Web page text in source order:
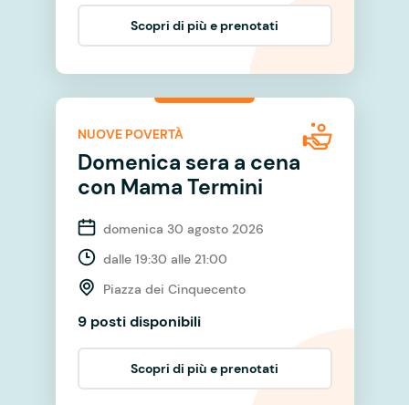
Scopri di più e prenotati
NUOVE POVERTÀ
Domenica sera a cena
con Mama Termini
domenica 30 agosto 2026
dalle 19:30 alle 21:00
Piazza dei Cinquecento
9 posti disponibili
Scopri di più e prenotati